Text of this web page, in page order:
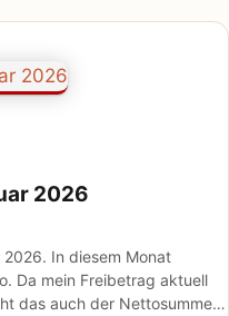
2026
In diesem Monat
Da mein Freibetrag aktuell
das auch der Nettosumme.